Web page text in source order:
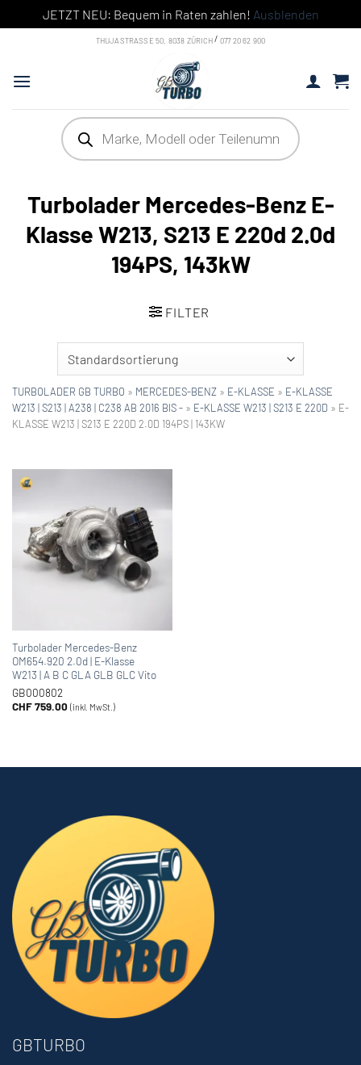
JETZT NEU: Bequem in Raten zahlen! Ausblenden
THUJASTRASSE 50, 8038 ZÜRICH/ 077 20 62 900
Products search
Turbolader Mercedes-Benz E-
Klasse W213, S213 E 220d 2.0d
194PS, 143kW
FILTER
TURBOLADER GB TURBO » MERCEDES-BENZ » E-KLASSE » E-KLASSE
W213 | S213 | A238 | C238 AB 2016 BIS - » E-KLASSE W213 | S213 E 220D » E-
KLASSE W213 | S213 E 220D 2.0D 194PS | 143KW
Turbolader Mercedes-Benz
OM654.920 2.0d | E-Klasse
W213 | A B C GLA GLB GLC Vito
GB000802
CHF759.00 (inkl. MwSt.)
GBTURBO